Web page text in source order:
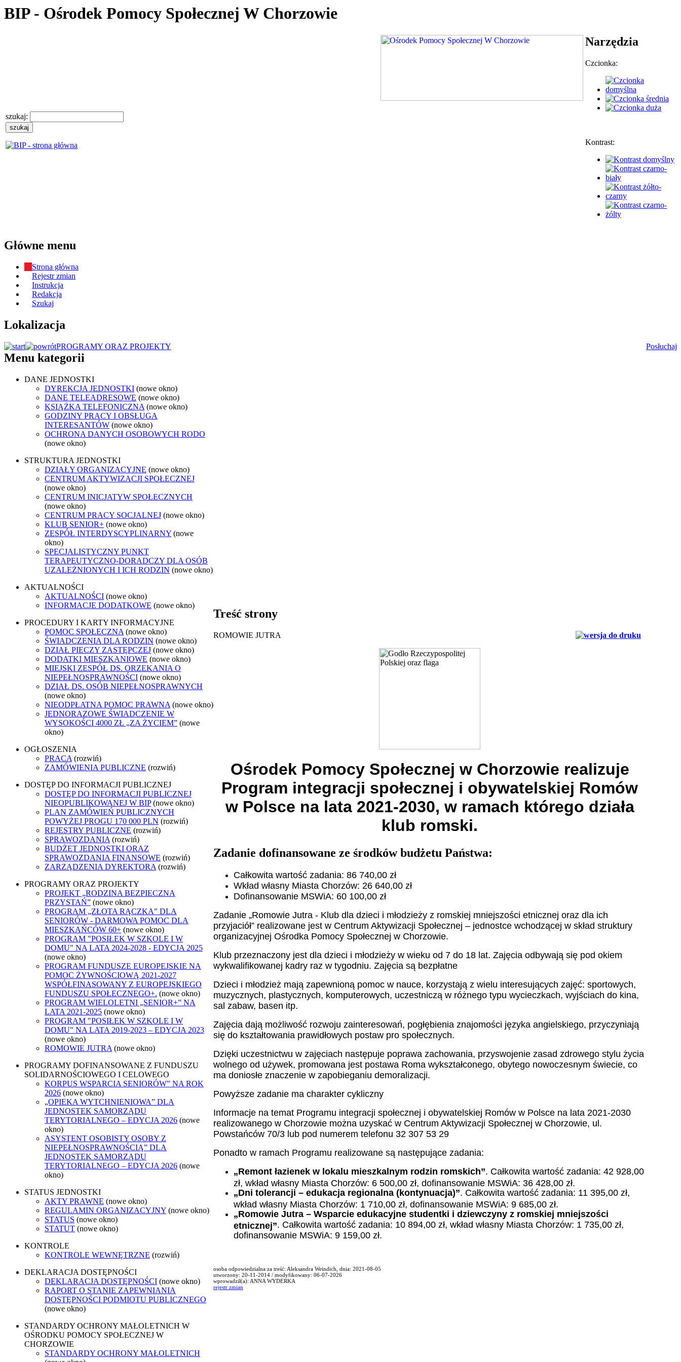
BIP - Ośrodek Pomocy Społecznej W Chorzowie
szukaj:
Narzędzia
Czcionka:
Kontrast:
Główne menu
Strona główna
Rejestr zmian
Instrukcja
Redakcja
Szukaj
Lokalizacja
Posłuchaj
PROGRAMY ORAZ PROJEKTY
Menu kategorii
DANE JEDNOSTKI
DYREKCJA JEDNOSTKI (nowe okno)
DANE TELEADRESOWE (nowe okno)
KSIĄŻKA TELEFONICZNA (nowe okno)
GODZINY PRACY I OBSŁUGA
INTERESANTÓW (nowe okno)
OCHRONA DANYCH OSOBOWYCH RODO
(nowe okno)
STRUKTURA JEDNOSTKI
DZIAŁY ORGANIZACYJNE (nowe okno)
CENTRUM AKTYWIZACJI SPOŁECZNEJ
(nowe okno)
CENTRUM INICJATYW SPOŁECZNYCH
(nowe okno)
CENTRUM PRACY SOCJALNEJ (nowe okno)
KLUB SENIOR+ (nowe okno)
ZESPÓŁ INTERDYSCYPLINARNY (nowe
okno)
SPECJALISTYCZNY PUNKT
TERAPEUTYCZNO-DORADCZY DLA OSÓB
UZALEŻNIONYCH I ICH RODZIN (nowe okno)
AKTUALNOŚCI
AKTUALNOŚCI (nowe okno)
INFORMACJE DODATKOWE (nowe okno)
PROCEDURY I KARTY INFORMACYJNE
POMOC SPOŁECZNA (nowe okno)
ŚWIADCZENIA DLA RODZIN (nowe okno)
DZIAŁ PIECZY ZASTĘPCZEJ (nowe okno)
DODATKI MIESZKANIOWE (nowe okno)
MIEJSKI ZESPÓŁ DS. ORZEKANIA O
NIEPEŁNOSPRAWNOŚCI (nowe okno)
DZIAŁ DS. OSÓB NIEPEŁNOSPRAWNYCH
(nowe okno)
NIEODPŁATNA POMOC PRAWNA (nowe okno)
JEDNORAZOWE ŚWIADCZENIE W
WYSOKOŚCI 4000 ZŁ „ZA ŻYCIEM” (nowe
okno)
OGŁOSZENIA
PRACA (rozwiń)
ZAMÓWIENIA PUBLICZNE (rozwiń)
DOSTĘP DO INFORMACJI PUBLICZNEJ
DOSTĘP DO INFORMACJI PUBLICZNEJ
NIEOPUBLIKOWANEJ W BIP (nowe okno)
PLAN ZAMÓWIEŃ PUBLICZNYCH
POWYŻEJ PROGU 170 000 PLN (rozwiń)
REJESTRY PUBLICZNE (rozwiń)
SPRAWOZDANIA (rozwiń)
BUDŻET JEDNOSTKI ORAZ
SPRAWOZDANIA FINANSOWE (rozwiń)
ZARZĄDZENIA DYREKTORA (rozwiń)
PROGRAMY ORAZ PROJEKTY
PROJEKT „RODZINA BEZPIECZNA
PRZYSTAŃ” (nowe okno)
PROGRAM „ZŁOTA RĄCZKA" DLA
SENIORÓW - DARMOWA POMOC DLA
MIESZKAŃCÓW 60+ (nowe okno)
PROGRAM "POSIŁEK W SZKOLE I W
DOMU" NA LATA 2024-2028 - EDYCJA 2025
(nowe okno)
PROGRAM FUNDUSZE EUROPEJSKIE NA
POMOC ŻYWNOŚCIOWĄ 2021-2027
WSPÓŁFINASOWANY Z EUROPEJSKIEGO
FUNDUSZU SPOŁECZNEGO+. (nowe okno)
PROGRAM WIELOLETNI „SENIOR+” NA
LATA 2021-2025 (nowe okno)
PROGRAM "POSIŁEK W SZKOLE I W
DOMU" NA LATA 2019-2023 – EDYCJA 2023
(nowe okno)
ROMOWIE JUTRA (nowe okno)
PROGRAMY DOFINANSOWANE Z FUNDUSZU
SOLIDARNOŚCIOWEGO I CELOWEGO
KORPUS WSPARCIA SENIORÓW” NA ROK
2026 (nowe okno)
„OPIEKA WYTCHNIENIOWA” DLA
JEDNOSTEK SAMORZĄDU
TERYTORIALNEGO – EDYCJA 2026 (nowe
okno)
ASYSTENT OSOBISTY OSOBY Z
NIEPEŁNOSPRAWNOŚCIĄ” DLA
JEDNOSTEK SAMORZĄDU
TERYTORIALNEGO – EDYCJA 2026 (nowe
okno)
STATUS JEDNOSTKI
AKTY PRAWNE (nowe okno)
REGULAMIN ORGANIZACYJNY (nowe okno)
STATUS (nowe okno)
STATUT (nowe okno)
KONTROLE
KONTROLE WEWNĘTRZNE (rozwiń)
DEKLARACJA DOSTĘPNOŚCI
DEKLARACJA DOSTĘPNOŚCI (nowe okno)
RAPORT O STANIE ZAPEWNIANIA
DOSTĘPNOŚCI PODMIOTU PUBLICZNEGO
(nowe okno)
STANDARDY OCHRONY MAŁOLETNICH W
OŚRODKU POMOCY SPOŁECZNEJ W
CHORZOWIE
STANDARDY OCHRONY MAŁOLETNICH
Treść strony
ROMOWIE JUTRA
Ośrodek Pomocy Społecznej w Chorzowie realizuje
Program integracji społecznej i obywatelskiej Romów
w Polsce na lata 2021-2030, w ramach którego działa
klub romski.
Zadanie dofinansowane ze środków budżetu Państwa:
Całkowita wartość zadania: 86 740,00 zł
Wkład własny Miasta Chorzów: 26 640,00 zł
Dofinansowanie MSWiA: 60 100,00 zł
Zadanie „Romowie Jutra - Klub dla dzieci i młodzieży z romskiej mniejszości etnicznej oraz dla ich
przyjaciół” realizowane jest w Centrum Aktywizacji Społecznej – jednostce wchodzącej w skład struktury
organizacyjnej Ośrodka Pomocy Społecznej w Chorzowie.
Klub przeznaczony jest dla dzieci i młodzieży w wieku od 7 do 18 lat. Zajęcia odbywają się pod okiem
wykwalifikowanej kadry raz w tygodniu. Zajęcia są bezpłatne
Dzieci i młodzież mają zapewnioną pomoc w nauce, korzystają z wielu interesujących zajęć: sportowych,
muzycznych, plastycznych, komputerowych, uczestniczą w różnego typu wycieczkach, wyjściach do kina,
sal zabaw, basen itp.
Zajęcia dają możliwość rozwoju zainteresowań, pogłębienia znajomości języka angielskiego, przyczyniają
się do kształtowania prawidłowych postaw pro społecznych.
Dzięki uczestnictwu w zajęciach następuje poprawa zachowania, przyswojenie zasad zdrowego stylu życia
wolnego od używek, promowana jest postawa Roma wykształconego, obytego nowoczesnym świecie, co
ma doniosłe znaczenie w zapobieganiu demoralizacji.
Powyższe zadanie ma charakter cykliczny
Informacje na temat Programu integracji społecznej i obywatelskiej Romów w Polsce na lata 2021-2030
realizowanego w Chorzowie można uzyskać w Centrum Aktywizacji Społecznej w Chorzowie, ul.
Powstańców 70/3 lub pod numerem telefonu 32 307 53 29
Ponadto w ramach Programu realizowane są następujące zadania:
„Remont łazienek w lokalu mieszkalnym rodzin romskich”. Całkowita wartość zadania: 42 928,00
zł, wkład własny Miasta Chorzów: 6 500,00 zł, dofinansowanie MSWiA: 36 428,00 zł.
„Dni tolerancji – edukacja regionalna (kontynuacja)”. Całkowita wartość zadania: 11 395,00 zł,
wkład własny Miasta Chorzów: 1 710,00 zł, dofinansowanie MSWiA: 9 685,00 zł.
„Romowie Jutra – Wsparcie edukacyjne studentki i dziewczyny z romskiej mniejszości
etnicznej”. Całkowita wartość zadania: 10 894,00 zł, wkład własny Miasta Chorzów: 1 735,00 zł,
dofinansowanie MSWiA: 9 159,00 zł.
osoba odpowiedzialna za treść: Aleksandra Weindich, dnia: 2021-08-05
utworzony: 20-11-2014 / modyfikowany: 06-07-2026
wprowadził(a): ANNA WYDERKA
rejestr zmian